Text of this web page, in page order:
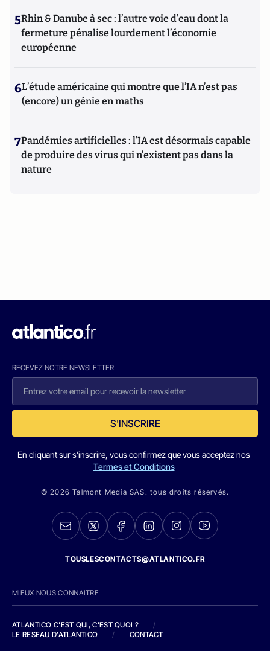
5Rhin & Danube à sec : l’autre voie d’eau dont la
fermeture pénalise lourdement l’économie
européenne
6L’étude américaine qui montre que l’IA n’est pas
(encore) un génie en maths
7Pandémies artificielles : l’IA est désormais capable
de produire des virus qui n’existent pas dans la
nature
RECEVEZ NOTRE NEWSLETTER
S'INSCRIRE
En cliquant sur s'inscrire, vous confirmez que vous acceptez nos
Termes et Conditions
© 2026 Talmont Media SAS. tous droits réservés.
TOUSLESCONTACTS@ATLANTICO.FR
MIEUX NOUS CONNAITRE
ATLANTICO C'EST QUI, C'EST QUOI ?
/
LE RESEAU D'ATLANTICO
/ CONTACT